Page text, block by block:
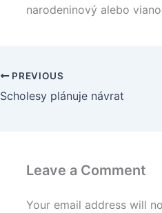
narodeninový alebo
PREVIOUS
Scholesy plánuje návrat
Leave a Comment
Your email address will